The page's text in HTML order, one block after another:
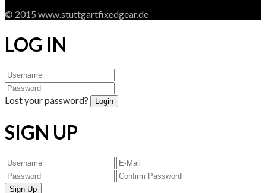
© 2015 www.stuttgartfixedgear.de
LOG IN
Lost your password?
SIGN UP